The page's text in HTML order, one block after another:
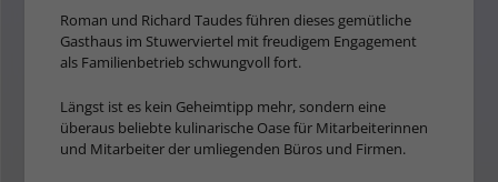
Roman und Richard Taudes füh­ren dieses gemütliche
Gasthaus im Stuwerviertel mit freudigem Engagement
als Familienbetrieb schwungvoll fort.
Längst ist es kein Geheimtipp mehr, sondern eine
überaus beliebte kulinarische Oase für Mitarbeiterinnen
und Mitarbei­ter der umliegenden Büros und Firmen.